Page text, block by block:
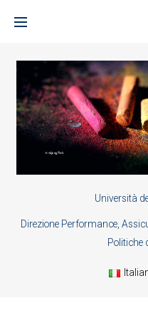
Università
Direzione Performance,
Politiche